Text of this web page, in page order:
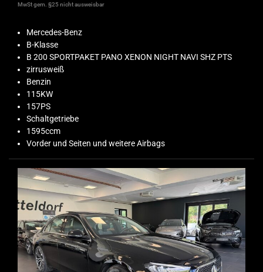
MwSt gem. §25 nicht ausweisbar
Mercedes-Benz
B-Klasse
B 200 SPORTPAKET PANO XENON NIGHT NAVI SHZ PTS
zirrusweiß
Benzin
115KW
157PS
Schaltgetriebe
1595ccm
Vorder und Seiten und weitere Airbags